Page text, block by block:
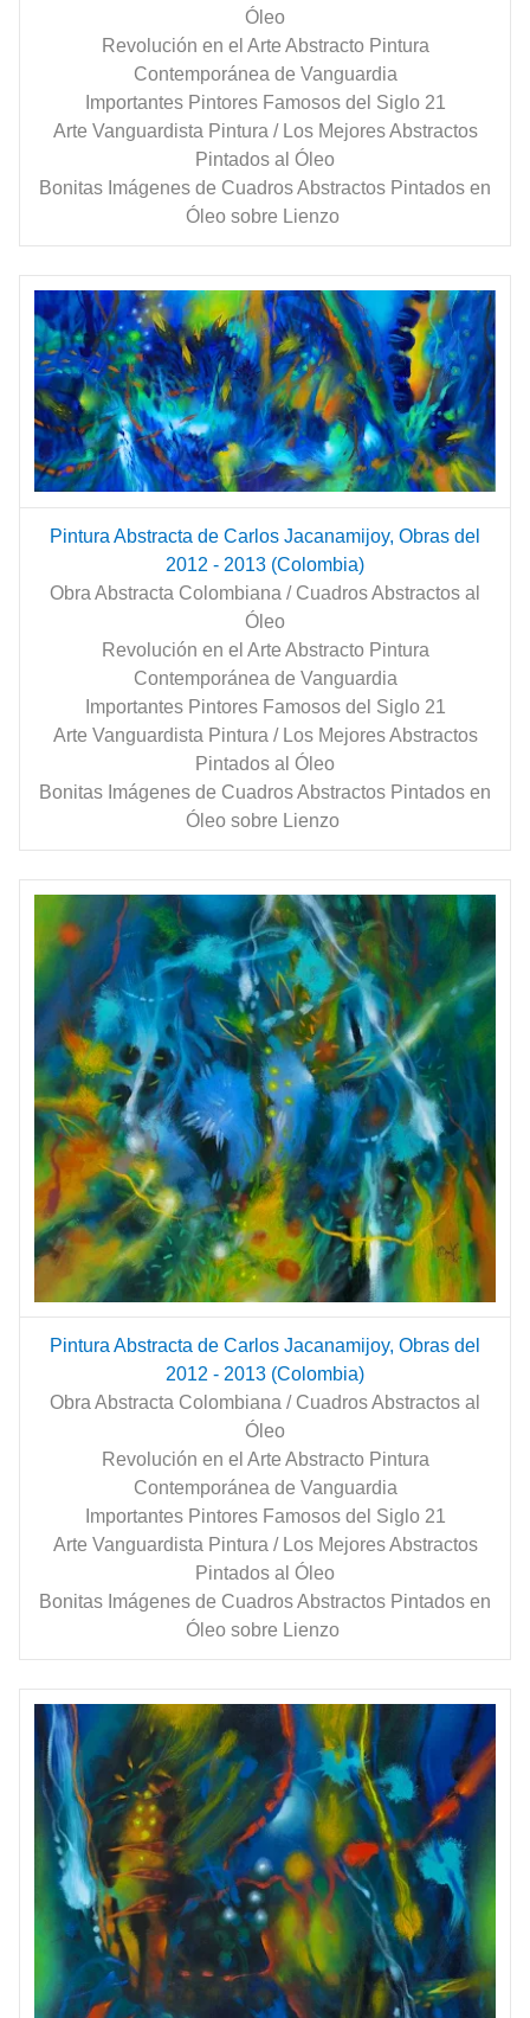
Óleo
Revolución en el Arte Abstracto Pintura
Contemporánea de Vanguardia
Importantes Pintores Famosos del Siglo 21
Arte Vanguardista Pintura / Los Mejores Abstractos
Pintados al Óleo
Bonitas Imágenes de Cuadros Abstractos Pintados en
Óleo sobre Lienzo
Pintura Abstracta de Carlos Jacanamijoy, Obras del
2012 - 2013 (Colombia)
Obra Abstracta Colombiana / Cuadros Abstractos al
Óleo
Revolución en el Arte Abstracto Pintura
Contemporánea de Vanguardia
Importantes Pintores Famosos del Siglo 21
Arte Vanguardista Pintura / Los Mejores Abstractos
Pintados al Óleo
Bonitas Imágenes de Cuadros Abstractos Pintados en
Óleo sobre Lienzo
Pintura Abstracta de Carlos Jacanamijoy, Obras del
2012 - 2013 (Colombia)
Obra Abstracta Colombiana / Cuadros Abstractos al
Óleo
Revolución en el Arte Abstracto Pintura
Contemporánea de Vanguardia
Importantes Pintores Famosos del Siglo 21
Arte Vanguardista Pintura / Los Mejores Abstractos
Pintados al Óleo
Bonitas Imágenes de Cuadros Abstractos Pintados en
Óleo sobre Lienzo